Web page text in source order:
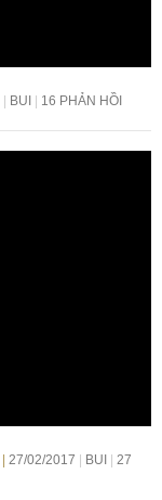
BUI 16 PHẢN HỒI
27/02/2017 BUI
27